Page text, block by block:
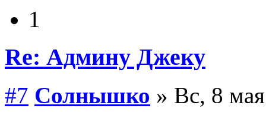
1
Re: Админу Джеку
#7 Солнышко » Вс, 8